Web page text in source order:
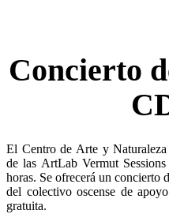
Concierto
El Centro de Arte y
de las ArtLab Vermut
horas. Se ofrecerá un concierto
del colectivo oscense de
gratuita.